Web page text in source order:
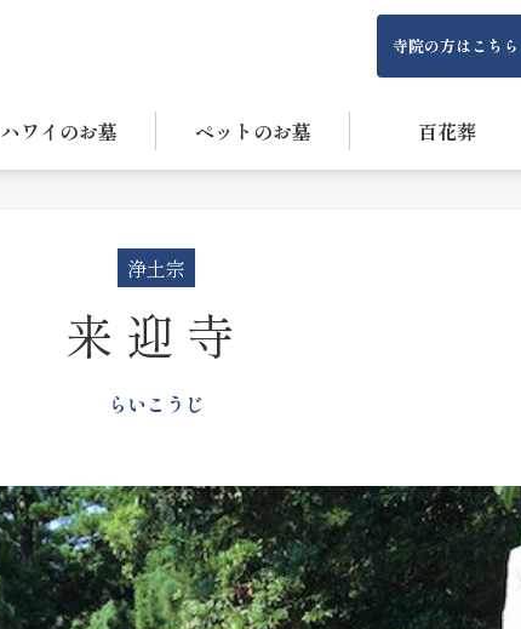
寺院の方はこちら
ハワイのお墓 ペットのお墓 百花葬
浄土宗
来迎寺
らいこうじ